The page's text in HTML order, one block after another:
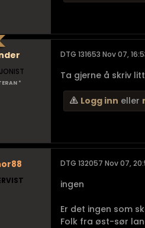
*
DTG 131653 Nov 07,
Ta gjerne å skriv
Logg inn eller
DTG 132057 Nov 07,
ingen
Er det ingen som
Folk fra øst-sør